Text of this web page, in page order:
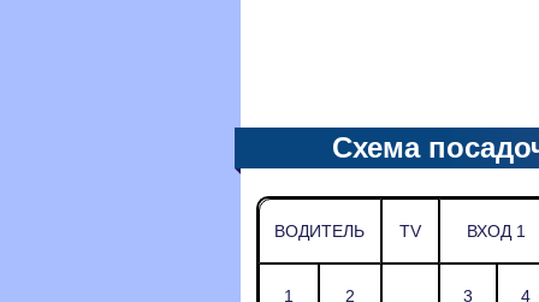
Схема
ВОДИТЕЛЬ TV ВХОД 1
1 2 3 4